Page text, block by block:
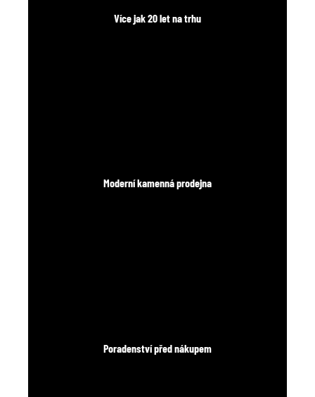
Více jak 20 let na trhu
Moderní kamenná prodejna
Poradenství před nákupem